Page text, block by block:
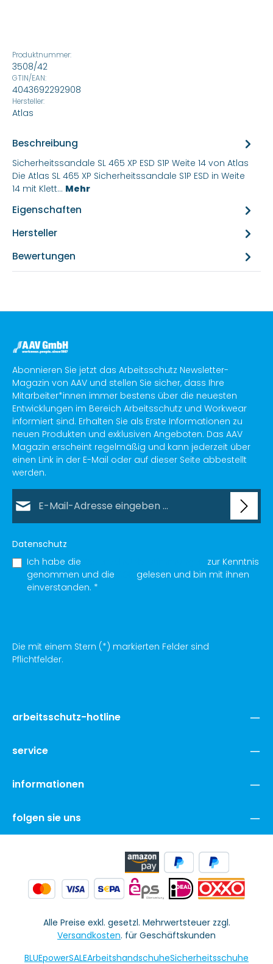
Produktnummer:
3508/42
GTIN/EAN:
4043692292908
Hersteller:
Atlas
Beschreibung
Sicherheitssandale SL 465 XP ESD S1P Weite 14 von Atlas
Die Atlas SL 465 XP Sicherheitssandale S1P ESD in Weite
14 mit Klett… Mehr
Eigenschaften
Hersteller
Bewertungen
Abonnieren Sie jetzt das Arbeitsschutz Newsletter-
Magazin von AAV und stellen Sie sicher, dass Ihre
Mitarbeiter*innen immer bestens über die neuesten
Entwicklungen im Bereich Arbeitsschutz und Workwear
informiert sind. Erhalten Sie als Erste Informationen zu
neuen Produkten und exklusiven Angeboten. Das AAV
Magazin erscheint regelmäßig und kann jederzeit über
einen Link in der E-Mail oder auf dieser Seite abbestellt
werden.
Datenschutz
Ich habe die
zur Kenntnis
genommen und die
gelesen und bin mit ihnen
einverstanden. *
Die mit einem Stern (*) markierten Felder sind
Pflichtfelder.
arbeitsschutz-hotline
service
informationen
folgen sie uns
Alle Preise exkl. gesetzl. Mehrwertsteuer zzgl.
Versandkosten. für Geschäftskunden
BLUEpowerSALEArbeitshandschuheSicherheitsschuhe